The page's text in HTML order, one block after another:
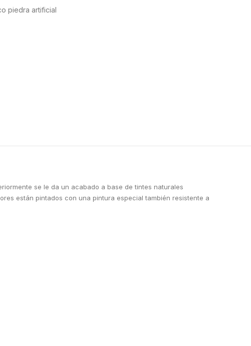
piedra artificial
se le da un acabado a base de tintes naturales
están pintados con una pintura especial también resistente a